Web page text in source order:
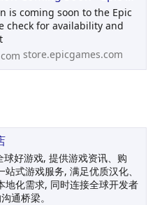
is coming soon to the Epic
check for availability and
store.epicgames.com
好游戏, 提供游戏资讯、购
式游戏服务, 满足优质汉化、
地化需求, 同时连接全球开发者
通桥梁。